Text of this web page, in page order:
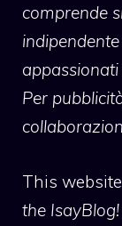
comprende
Per
This website
the